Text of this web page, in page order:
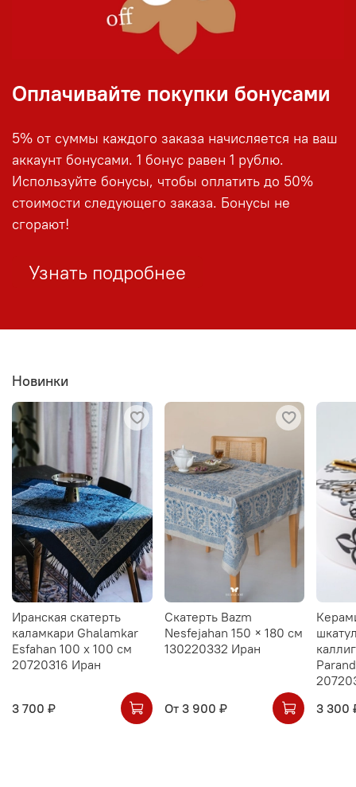
Оплачивайте покупки бонусами
5% от суммы каждого заказа начисляется на ваш
аккаунт бонусами. 1 бонус равен 1 рублю.
Используйте бонусы, чтобы оплатить до 50%
стоимости следующего заказа. Бонусы не
сгорают!
Узнать подробнее
Новинки
Иранская скатерть
каламкари Ghalamkar
Esfahan 100 х 100 см
20720316 Иран
3 700 ₽
Скатерть Bazm
Nesfejahan 150 × 180 см
130220332 Иран
От 3 900 ₽
3 300